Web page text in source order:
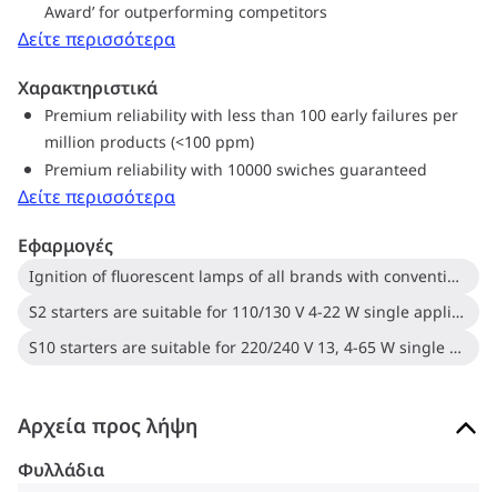
Award’ for outperforming competitors
Δείτε περισσότερα
Χαρακτηριστικά
Premium reliability with less than 100 early failures per
million products (<100 ppm)
Premium reliability with 10000 swiches guaranteed
Δείτε περισσότερα
Εφαρμογές
Ignition of fluorescent lamps of all brands with conventional electromagnetic ballasts using TL-D (T8), TL (T12), TL mini and PL-L lamps
S2 starters are suitable for 110/130 V 4-22 W single applications, 220/240 V 4-6-8-15-18-22 W single applications and 220/240 V 4-22 W series applications. It is recommended for 220/240 V 18 W single applications for optimal performance
S10 starters are suitable for 220/240 V 13, 4-65 W single applications. It is required for 220/240 V 13 W single applications
Αρχεία προς λήψη
Φυλλάδια